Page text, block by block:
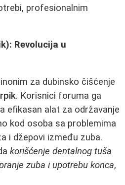
profesionalnim
Revolucija u
za dubinsko čišćenje
. Korisnici foruma ga
efikasan alat za održavanje
kod osoba sa problemima
i džepovi između zuba.
korišćenje dentalnog tuša
zuba i upotrebu konca,